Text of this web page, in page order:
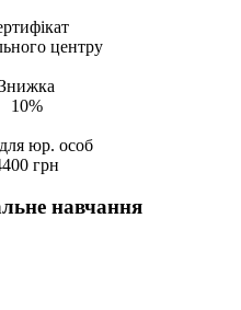
центру
10%
юр. особ
грн
навчання